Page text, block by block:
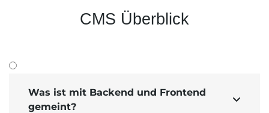
CMS Überblick
Was ist mit Backend und Frontend
gemeint?
